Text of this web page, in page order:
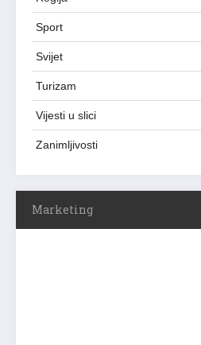
Sport
Svijet
Turizam
Vijesti u slici
Zanimljivosti
Marketing